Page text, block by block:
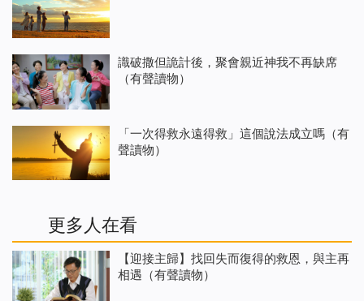
識破撒但詭計後，聚會親近神我不再缺席
（有聲讀物）
「一次得救永遠得救」這個說法成立嗎（有
聲讀物）
更多人在看
【迎接主歸】找回失而復得的救恩，與主再
相遇（有聲讀物）